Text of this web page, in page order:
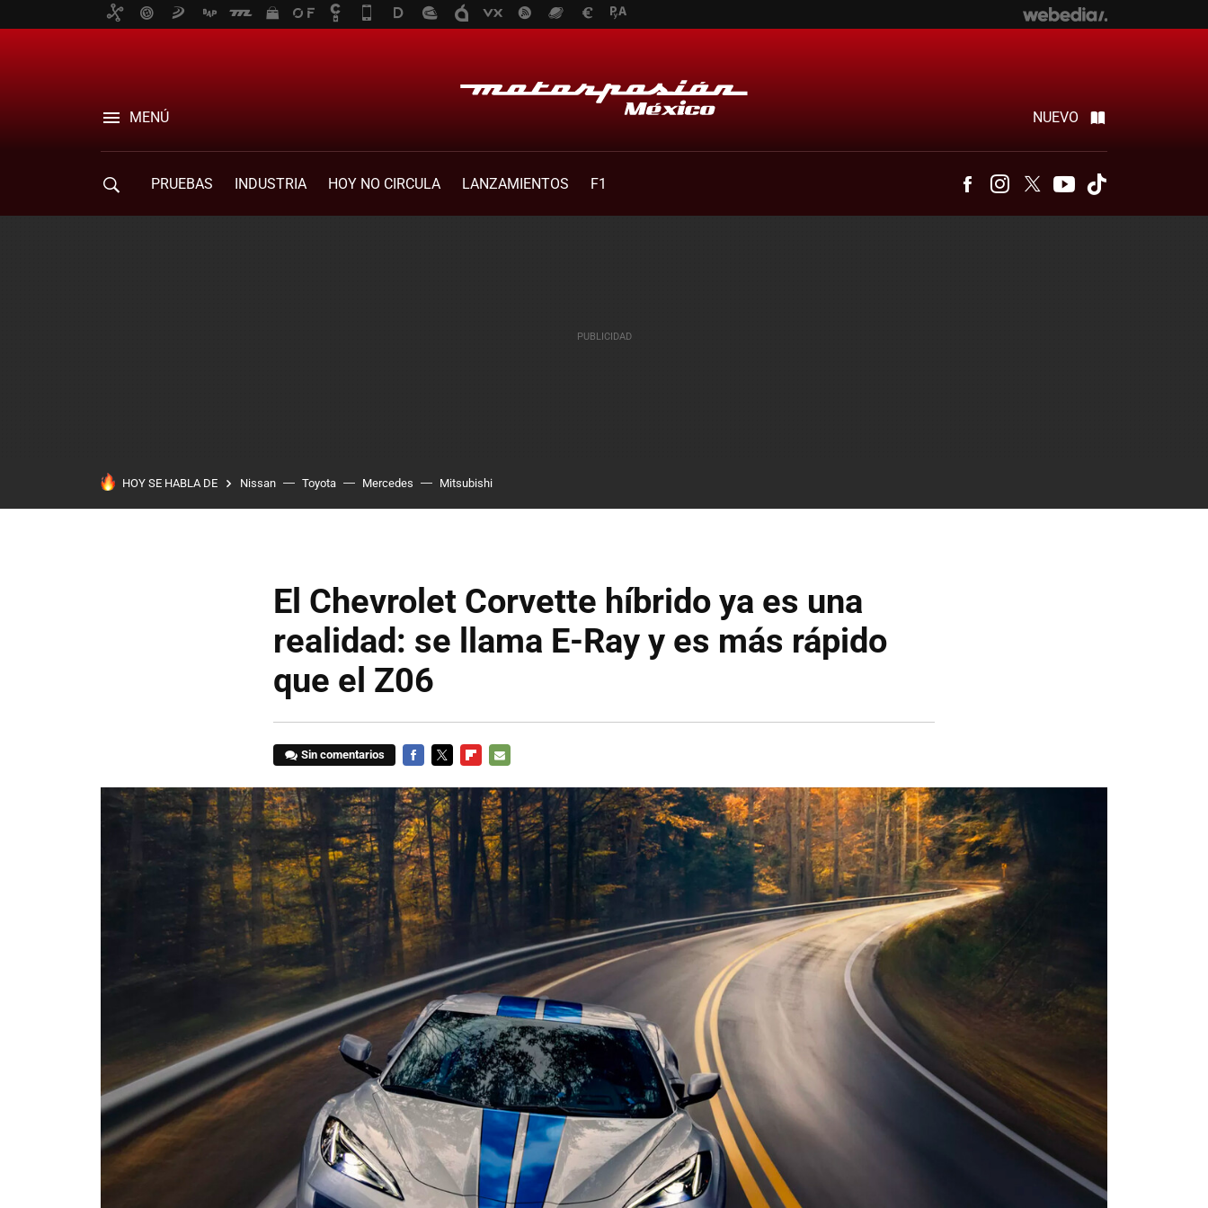
MENÚ NUEVO
PRUEBAS INDUSTRIA HOY NO CIRCULA LANZAMIENTOS F1 FacebookInstagram
Twitter Youtube
HOY SE HABLA DE Nissan Toyota Mercedes Mitsubishi
El Chevrolet Corvette híbrido ya es una
realidad: se llama E-Ray y es más rápido
que el Z06
Sin comentarios
MAIL